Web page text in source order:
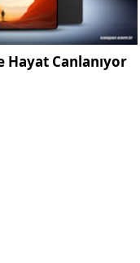
Hayat Canlanıyor